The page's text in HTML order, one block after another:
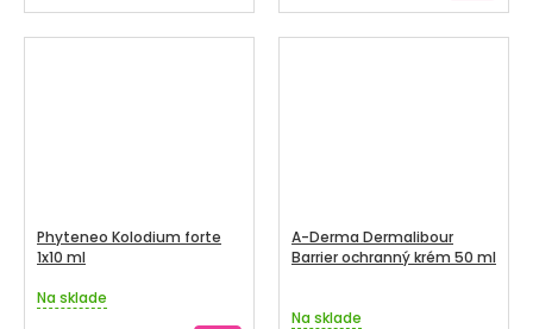
z
5
Phyteneo Kolodium forte
1x10 ml
Priemerné
Na sklade
A-Derma Dermalibour
Barrier ochranný krém 50 ml
Na sklade